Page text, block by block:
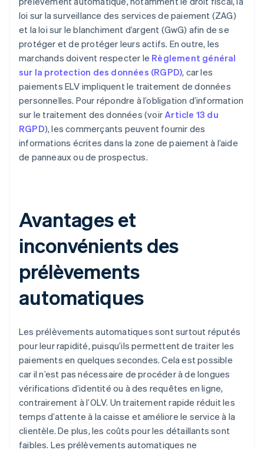
loi sur la surveillance des services de paiement (ZAG)
et la loi sur le blanchiment d’argent (GwG) afin de se
protéger et de protéger leurs actifs. En outre, les
marchands doivent respecter le Règlement général
sur la protection des données (RGPD), car les
paiements ELV impliquent le traitement de données
personnelles. Pour répondre à l’obligation d’information
sur le traitement des données (voirArticle 13 du
RGPD), les commerçants peuvent fournir des
informations écrites dans la zone de paiement à l’aide
de panneaux ou de prospectus.
Avantages et
inconvénients des
prélèvements
automatiques
Les prélèvements automatiques sont surtout réputés
pour leur rapidité, puisqu’ils permettent de traiter les
paiements en quelques secondes. Cela est possible
car il n’est pas nécessaire de procéder à de longues
vérifications d’identité ou à des requêtes en ligne,
contrairement à l’OLV. Un traitement rapide réduit les
temps d’attente à la caisse et améliore le service à la
clientèle. De plus, les coûts pour les détaillants sont
faibles. Les prélèvements automatiques ne